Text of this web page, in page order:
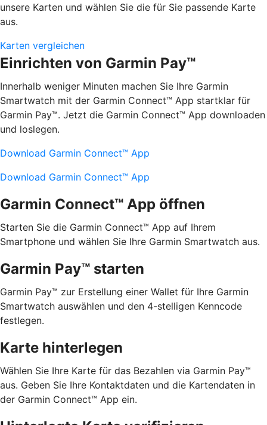
unsere Karten und wählen Sie die für Sie passende Karte
aus.
Karten vergleichen
Einrichten von Garmin Pay™
Innerhalb weniger Minuten machen Sie Ihre Garmin
Smartwatch mit der Garmin Connect™ App startklar für
Garmin Pay™. Jetzt die Garmin Connect™ App downloaden
und loslegen.
Download Garmin Connect™ App
Download Garmin Connect™ App
Garmin Connect™ App öffnen
Starten Sie die Garmin Connect™ App auf Ihrem
Smartphone und wählen Sie Ihre Garmin Smartwatch aus.
Garmin Pay™ starten
Garmin Pay™ zur Erstellung einer Wallet für Ihre Garmin
Smartwatch auswählen und den 4-stelligen Kenncode
festlegen.
Karte hinterlegen
Wählen Sie Ihre Karte für das Bezahlen via Garmin Pay™
aus. Geben Sie Ihre Kontaktdaten und die Kartendaten in
der Garmin Connect™ App ein.